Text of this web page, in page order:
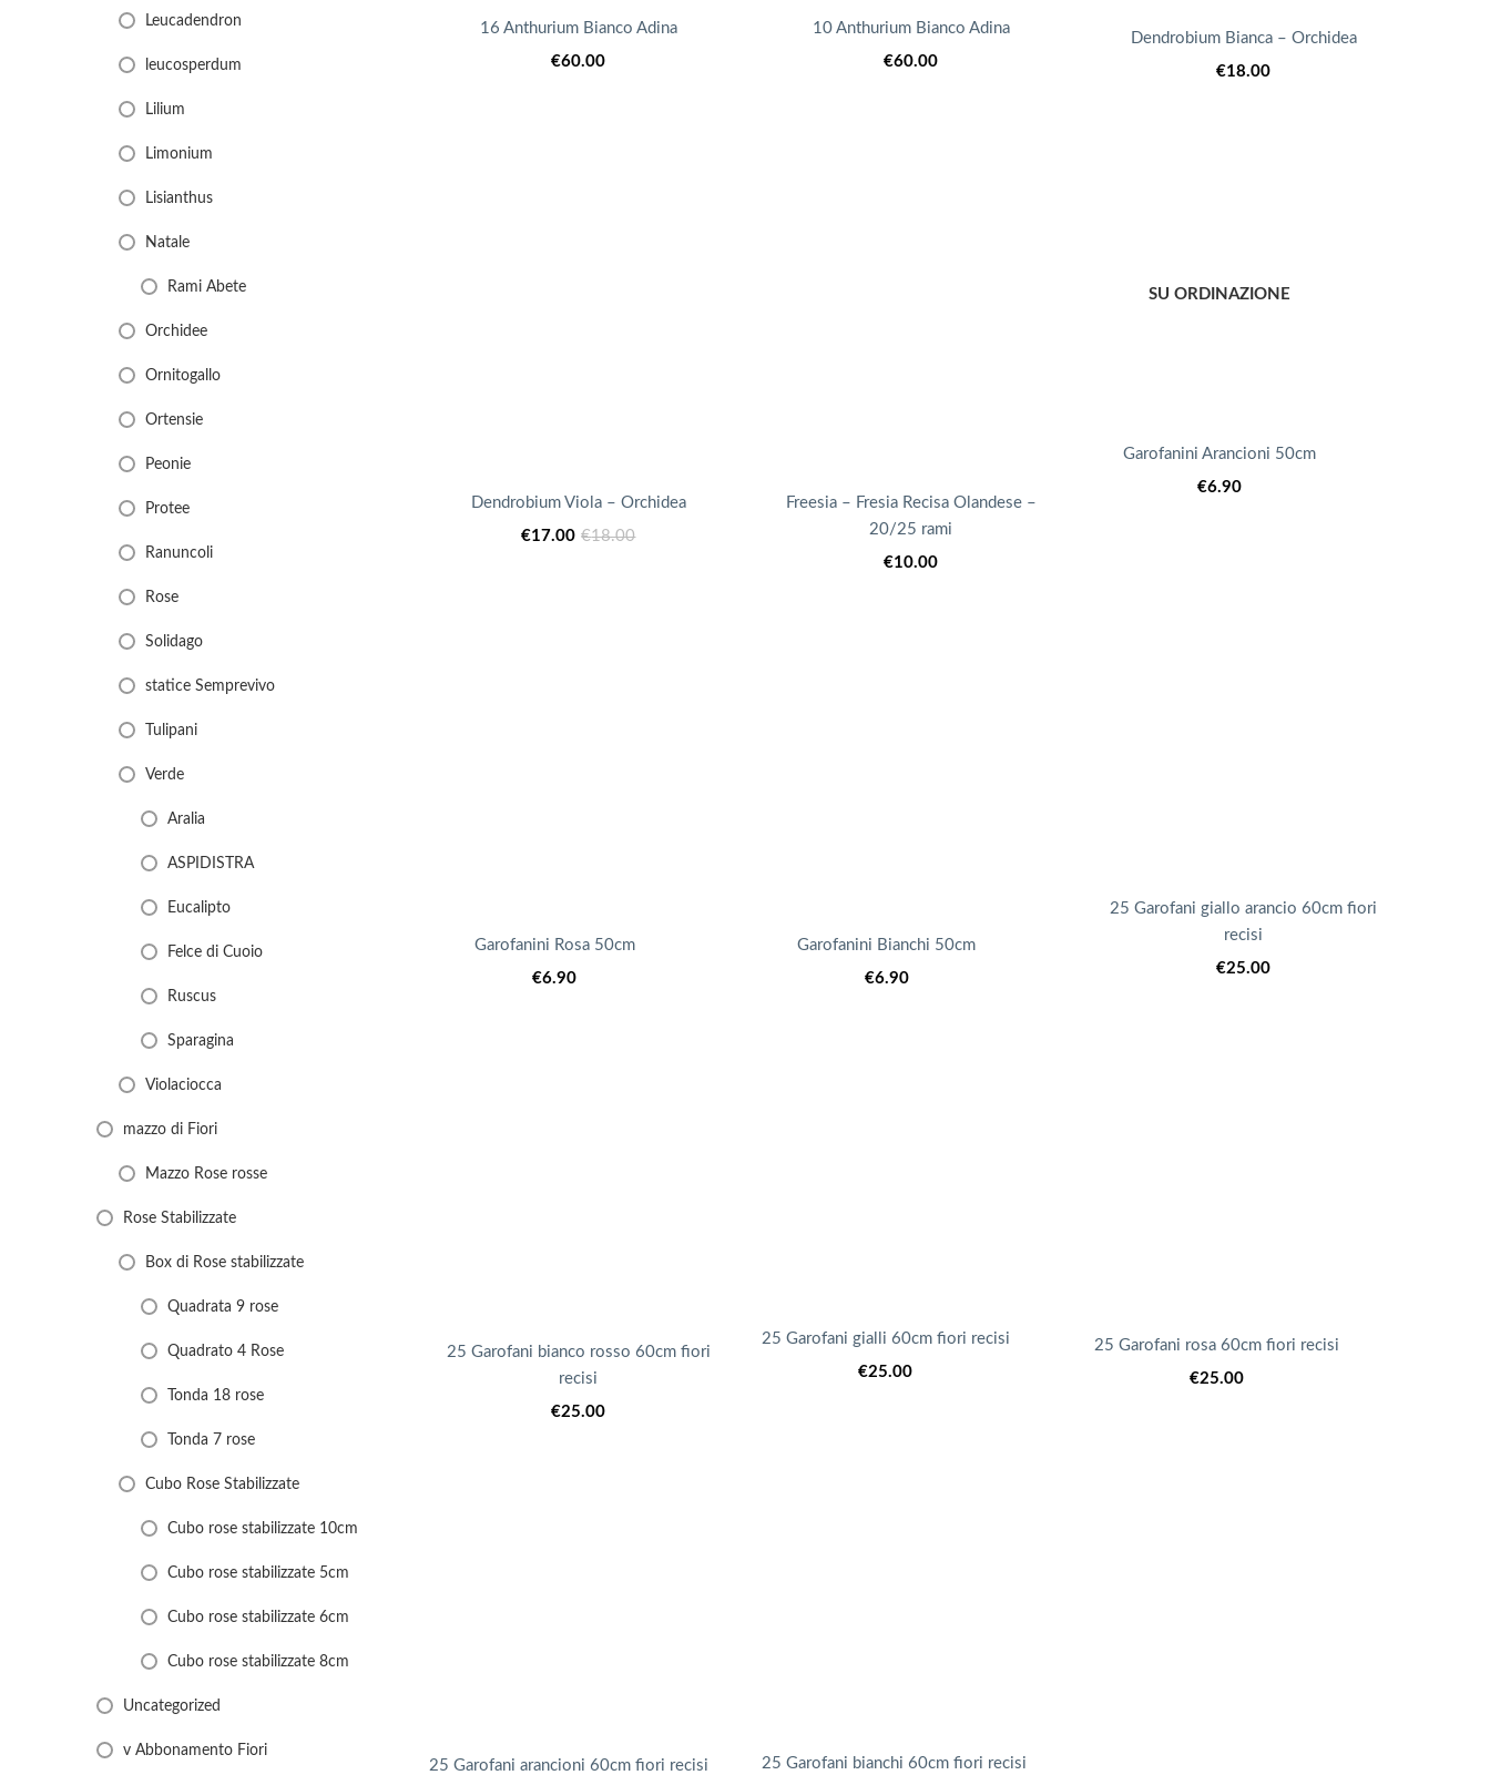
16 Anthurium Bianco Adina
€60.00
10 Anthurium Bianco Adina
€60.00
Dendrobium Bianca – Orchidea
€18.00
Dendrobium Viola – Orchidea
€17.00Il€18.00Il
Freesia – Fresia Recisa Olandese –
20/25 rami
€10.00
SU ORDINAZIONE
Garofanini Arancioni 50cm
€6.90
Garofanini Rosa 50cm
€6.90
Garofanini Bianchi 50cm
€6.90
25 Garofani giallo arancio 60cm fiori
recisi
€25.00
25 Garofani bianco rosso 60cm fiori
recisi
€25.00
25 Garofani gialli 60cm fiori recisi
€25.00
25 Garofani rosa 60cm fiori recisi
€25.00
25 Garofani arancioni 60cm fiori recisi
25 Garofani bianchi 60cm fiori recisi
Leucadendron
leucosperdum
Lilium
Limonium
Lisianthus
Natale
Rami Abete
Orchidee
Ornitogallo
Ortensie
Peonie
Protee
Ranuncoli
Rose
Solidago
statice Semprevivo
Tulipani
Verde
Aralia
ASPIDISTRA
Eucalipto
Felce di Cuoio
Ruscus
Sparagina
Violaciocca
mazzo di Fiori
Mazzo Rose rosse
Rose Stabilizzate
Box di Rose stabilizzate
Quadrata 9 rose
Quadrato 4 Rose
Tonda 18 rose
Tonda 7 rose
Cubo Rose Stabilizzate
Cubo rose stabilizzate 10cm
Cubo rose stabilizzate 5cm
Cubo rose stabilizzate 6cm
Cubo rose stabilizzate 8cm
Uncategorized
v Abbonamento Fiori